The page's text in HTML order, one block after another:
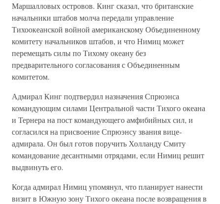
Маршалловых островов. Кинг сказал, что британские
начальники штабов молча передали управление
Тихоокеанской войной американскому Объединенному
комитету начальников штабов, и что Нимиц может
перемещать силы по Тихому океану без
предварительного согласования с Объединенным
комитетом.
Адмирал Кинг подтвердил назначения Спрюэнса
командующим силами Центральной части Тихого океана
и Тернера на пост командующего амфибийных сил, и
согласился на присвоение Спрюэнсу звания вице-
адмирала. Он был готов поручить Холланду Смиту
командование десантными отрядами, если Нимиц решит
выдвинуть его.
Когда адмирал Нимиц упомянул, что планирует нанести
визит в Южную зону Тихого океана после возвращения в